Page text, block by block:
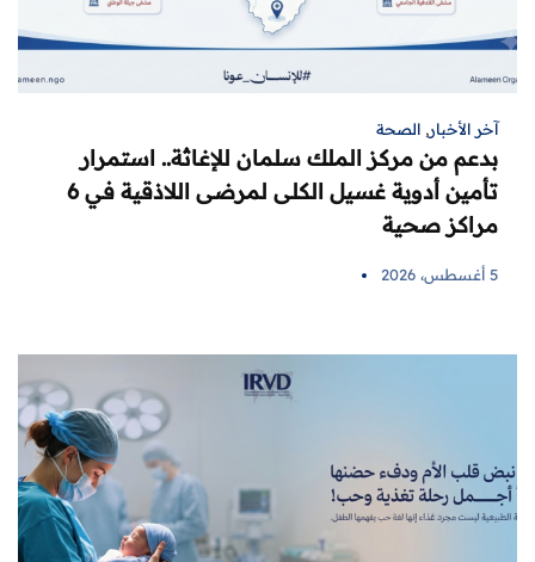
آخر الأخبار, الصحة
بدعم من مركز الملك سلمان للإغاثة.. استمرار
تأمين أدوية غسيل الكلى لمرضى اللاذقية في 6
مراكز صحية
5 أغسطس، 2026